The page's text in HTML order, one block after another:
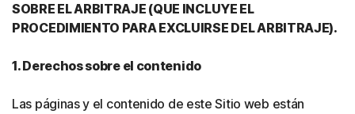
SOBRE EL ARBITRAJE (QUE INCLUYE EL
PROCEDIMIENTO PARA EXCLUIRSE DEL ARBITRAJE).
1. Derechos sobre el contenido
Las páginas y el contenido de este Sitio web están